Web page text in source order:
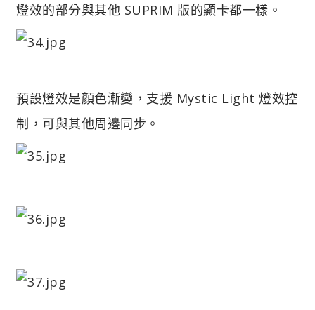
燈效的部分與其他 SUPRIM 版的顯卡都一樣。
預設燈效是顏色漸變，支援 Mystic Light 燈效控
制，可與其他周邊同步。